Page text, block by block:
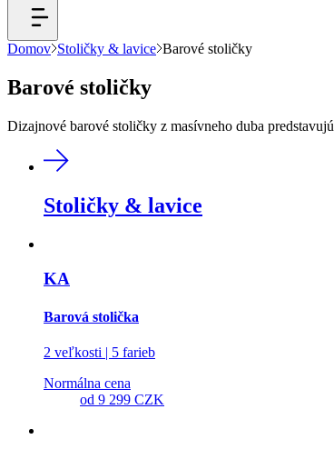
Domov Stoličky & lavice Barové stoličky
Barové stoličky
Dizajnové barové stoličky z masívneho duba
Stoličky & lavice
KA
Barová stolička
2 veľkosti | 5 farieb
Normálna cena
od 9 299 CZK